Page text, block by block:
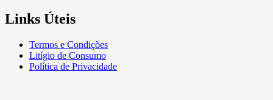
Links Úteis
Termos e Condições
Litígio de Consumo
Política de Privacidade